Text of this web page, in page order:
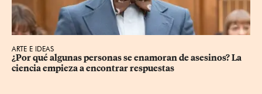
ARTE E IDEAS
¿Por qué algunas personas se enamoran de asesinos? La
ciencia empieza a encontrar respuestas